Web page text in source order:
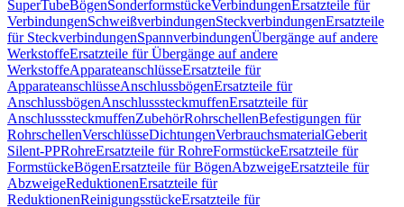
SuperTubeBögenSonderformstückeVerbindungenErsatzteile für
VerbindungenSchweißverbindungenSteckverbindungenErsatzteile
für SteckverbindungenSpannverbindungenÜbergänge auf andere
WerkstoffeErsatzteile für Übergänge auf andere
WerkstoffeApparateanschlüsseErsatzteile für
ApparateanschlüsseAnschlussbögenErsatzteile für
AnschlussbögenAnschlusssteckmuffenErsatzteile für
AnschlusssteckmuffenZubehörRohrschellenBefestigungen für
RohrschellenVerschlüsseDichtungenVerbrauchsmaterialGeberit
Silent-PPRohreErsatzteile für RohreFormstückeErsatzteile für
FormstückeBögenErsatzteile für BögenAbzweigeErsatzteile für
AbzweigeReduktionenErsatzteile für
ReduktionenReinigungsstückeErsatzteile für